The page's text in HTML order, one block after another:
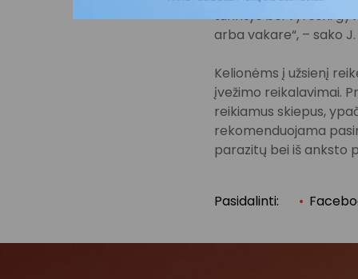
turintys bei vyresni
arba vakare“, – sako
Kelionėms į užsienį
įvežimo reikalavimai.
reikiamus skiepus,
rekomenduojama
parazitų bei iš anksto
Pasidalinti: